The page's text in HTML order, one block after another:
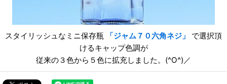
スタイリッシュなミニ保存瓶 「ジャム７０六角ネジ」 で選択頂
けるキャップ色調が
従来の３色から５色に拡充しました。(^O^)／